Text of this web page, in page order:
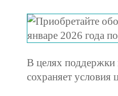
В целях поддержки
сохраняет условия